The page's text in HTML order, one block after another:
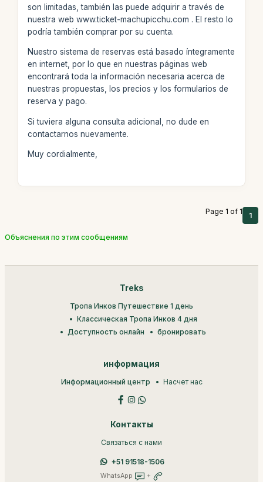
son limitadas, también las puede adquirir a través de
nuestra web www.ticket-machupicchu.com . El resto lo
podría también comprar por su cuenta.
Nuestro sistema de reservas está basado íntegramente
en internet, por lo que en nuestras páginas web
encontrará toda la información necesaria acerca de
nuestras propuestas, los precios y los formularios de
reserva y pago.
Si tuviera alguna consulta adicional, no dude en
contactarnos nuevamente.
Muy cordialmente,
Page 1 of 1 1
Объяснения по этим сообщениям
Treks
Тропа Инков Путешествие 1 день
Классическая Тропа Инков 4 дня
Доступность онлайн
бронировать
информация
Информационный центр Насчет нас
Контакты
Связаться с нами
+51 91518-1506
WhatsApp +